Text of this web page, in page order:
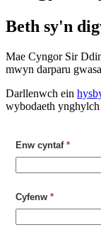
Beth sy'n
Mae Cyngor Sir
mwyn darparu
Darllenwch ein
wybodaeth
Enw cyntaf *
Cyfenw *